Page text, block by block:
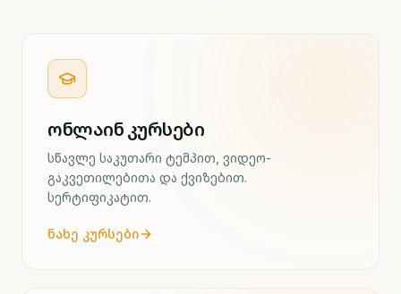
ონლაინ კურსები
სწავლე საკუთარი ტემპით, ვიდეო-
გაკვეთილებითა და ქვიზებით.
სერტიფიკატით.
ნახე კურსები